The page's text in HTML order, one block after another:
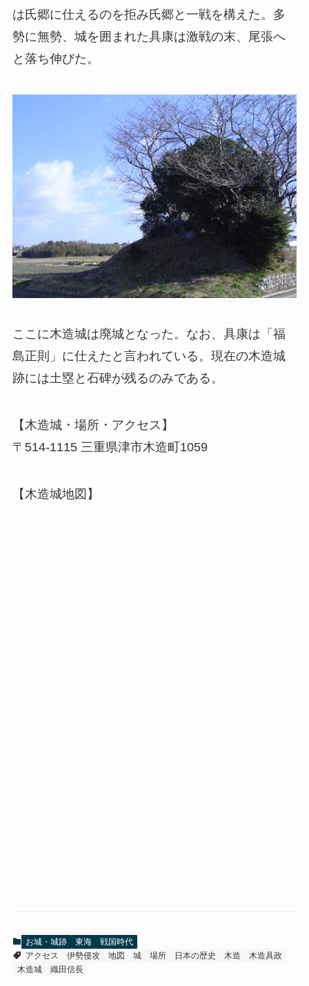
は氏郷に仕えるのを拒み氏郷と一戦を構えた。多
勢に無勢、城を囲まれた具康は激戦の末、尾張へ
と落ち伸びた。
ここに木造城は廃城となった。なお、具康は「福
島正則」に仕えたと言われている。現在の木造城
跡には土塁と石碑が残るのみである。
【木造城・場所・アクセス】
〒514-1115 三重県津市木造町1059
【木造城地図】
お城・城跡 東海
戦国時代
アクセス
伊勢侵攻 地図 城 場所 日本の歴史 木造
木造具政
木造城
織田信長